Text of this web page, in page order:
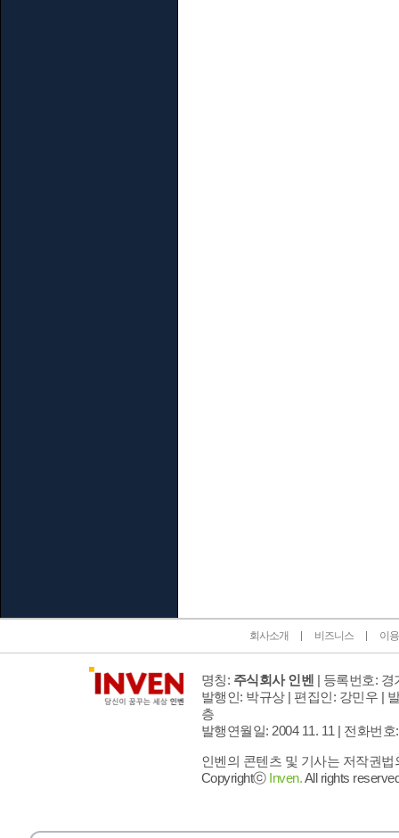
회사소개 비즈니스 이
명칭: 주식회사 인벤 | 등록번호: 경
발행인: 박규상 | 편집인: 강민우 |
층
발행연월일: 2004 11. 11 | 전화번호
인벤의 콘텐츠 및 기사는 저작권
Copyrightⓒ Inven.All rights